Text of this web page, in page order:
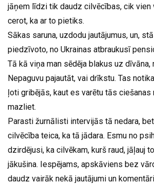
jāņem līdzi tik daudz cilvēcības, cik vien
cerot, ka ar to pietiks.
Sākas saruna, uzdodu jautājumus, un,
piedzīvoto, no Ukrainas atbraukusī
Tā kā viņa man sēdēja blakus uz dīvāna,
Nepaguvu pajautāt, vai drīkstu. Tas
ļoti gribējās, kaut es varētu tās ciešanas
mazliet.
Parasti žurnālisti intervijās tā nedara,
cilvēcība teica, ka tā jādara. Esmu no
dzirdējusi, ka cilvēkam, kurš raud, jāļauj
jākušina. Iespējams, apskāviens bez
daudz vairāk nekā jautājumi un